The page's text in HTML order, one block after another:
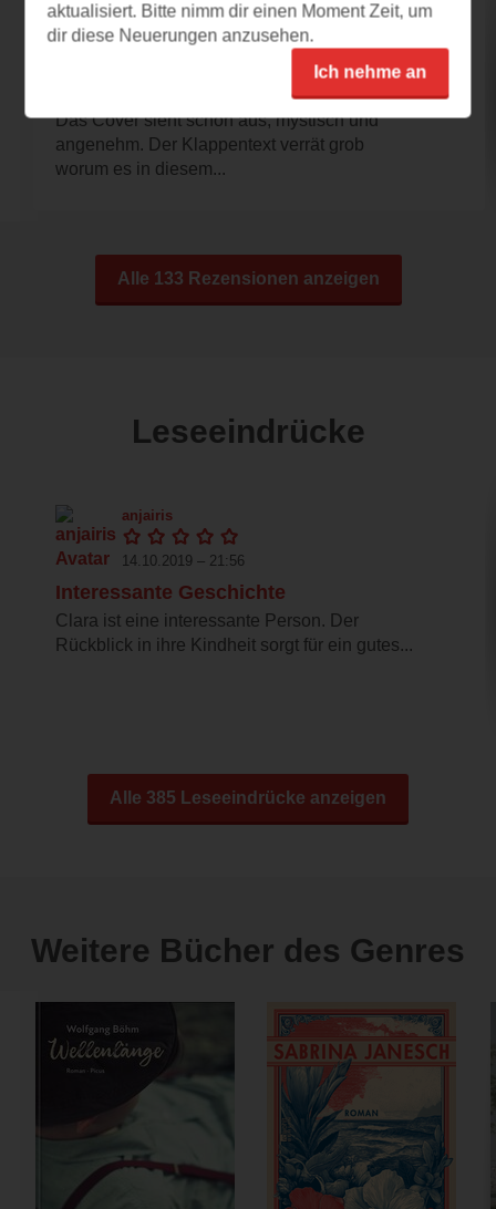
buecherhai
Das Cover sieht schön aus, mystisch und
angenehm. Der Klappentext verrät grob
worum es in diesem...
Alle 133 Rezensionen anzeigen
Leseeindrücke
anjairis
14.10.2019 – 21:56
Interessante Geschichte
Clara ist eine interessante Person. Der
Rückblick in ihre Kindheit sorgt für ein gutes...
Alle 385 Leseeindrücke anzeigen
Weitere Bücher des Genres
aktualisiert. Bitte nimm dir einen Moment Zeit, um
dir diese Neuerungen anzusehen.
Ich nehme an